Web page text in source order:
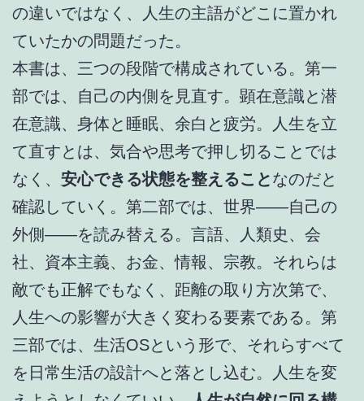
の違いではなく、人生の主語がどこに置かれ
ていたかの問題だった。
本書は、三つの段階で構成されている。第一
部では、自己の内側を見直す。顕在意識と潜
在意識、身体と睡眠、余白と疲労。人生を立
て直すとは、気合や思考で押し切ることでは
なく、 安心できる状態を整えることなのだと
確認していく。第二部では、世界――自己の
外側――を読み替える。言語、人類史、会
社、資本主義、お金、情報、宗教。それらは
敵でも正解でもなく、距離の取り方次第で、
人生への影響が大きく変わる要素である。第
三部では、生活OSという形で、それらすべて
を日常生活の設計へと落とし込む。人生を変